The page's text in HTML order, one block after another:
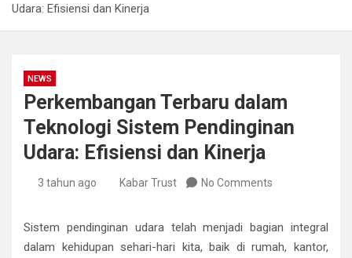
Udara: Efisiensi dan Kinerja
NEWS
Perkembangan Terbaru dalam
Teknologi Sistem Pendinginan
Udara: Efisiensi dan Kinerja
3 tahun ago Kabar Trust No Comments
Sistem pendinginan udara telah menjadi bagian integral
dalam kehidupan sehari-hari kita, baik di rumah, kantor,